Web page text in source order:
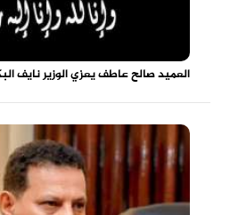
العميد صالح عاطف يعزي الوزير نايف